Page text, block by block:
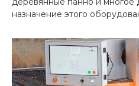
назначение этого